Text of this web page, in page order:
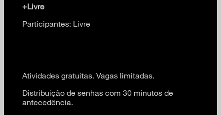
+Livre
Participantes: Livre
Atividades gratuitas. Vagas limitadas.
Distribuição de senhas com 30 minutos de
antecedência.